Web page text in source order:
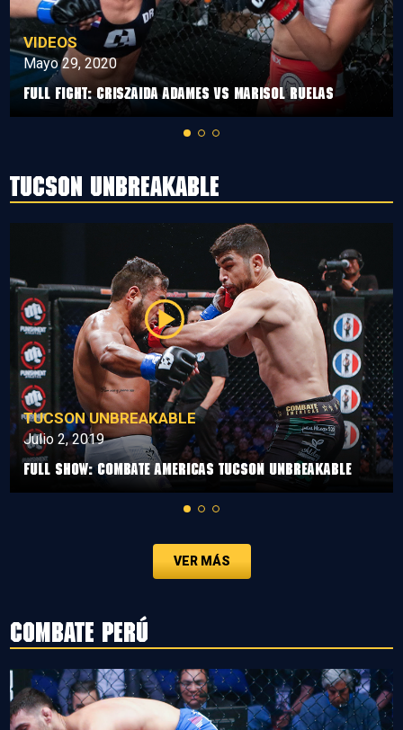
VIDEOS
Mayo 29, 2020
Full Fight: Criszaida Adames vs Marisol Ruelas
Tucson Unbreakable
TUCSON UNBREAKABLE
Julio 2, 2019
Full Show: Combate Americas Tucson Unbreakable
VER MÁS
Combate Perú